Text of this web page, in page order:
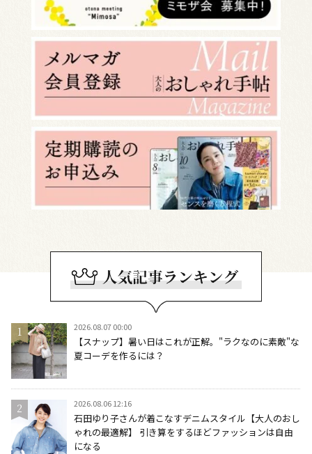
2026.08.07 00:00
【スナップ】暑い日はこれが正解。"ラクなのに素敵"な
夏コーデを作るには？
2026.08.06 12:16
石田ゆり子さんが着こなすデニムスタイル【大人のおし
ゃれの最適解】 引き算をするほどファッションは自由
になる